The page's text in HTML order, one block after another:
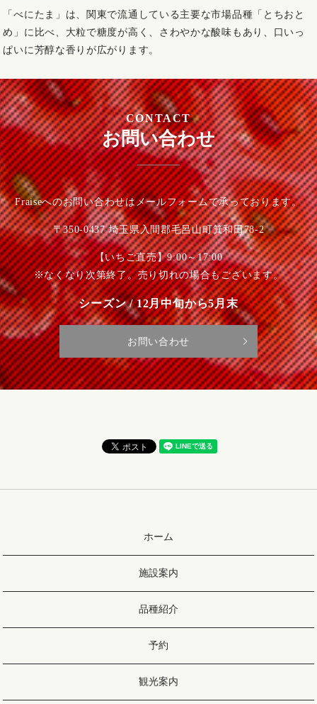
「べにたま」は、関東で流通している主要な市場品種「とちおと
め」に比べ、大粒で糖度が高く、さわやかな酸味もあり、口いっ
ぱいに芳醇な香りが広がります。
CONTACT
お問い合わせ
Fraiseへのお問い合わせはメールフォームで承っております。
〒350-0437 埼玉県入間郡毛呂山町箕和田78-2
【いちご直売】9:00～17:00
※なくなり次第終了。売り切れの場合もございます。
シーズン / 12月中旬から5月末
お問い合わせ
ホーム
施設案内
品種紹介
予約
観光案内